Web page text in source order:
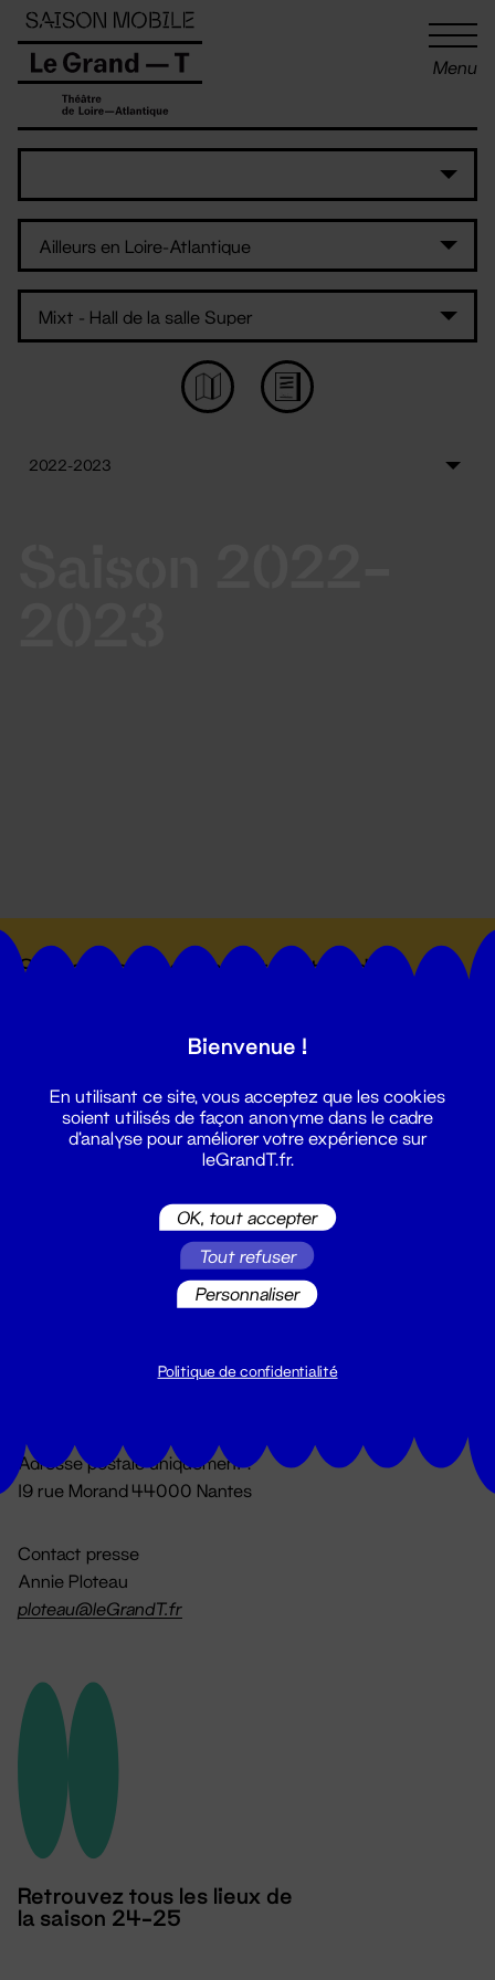
Menu
Suivez toutes les actualités du
Du lundi au vendredi 14h → 18h
Adresse postale uniquement :
19 rue Morand 44000 Nantes
Contact presse
Annie Ploteau
ploteau@leGrandT.fr
Retrouvez tous les lieux de
la saison 24-25
Panneau de gestion des cookies
Bienvenue !
En utilisant ce site, vous acceptez que les cookies
soient utilisés de façon anonyme dans le cadre
d'analyse pour améliorer votre expérience sur
leGrandT.fr.
OK, tout accepter
Tout refuser
Personnaliser
Politique de confidentialité